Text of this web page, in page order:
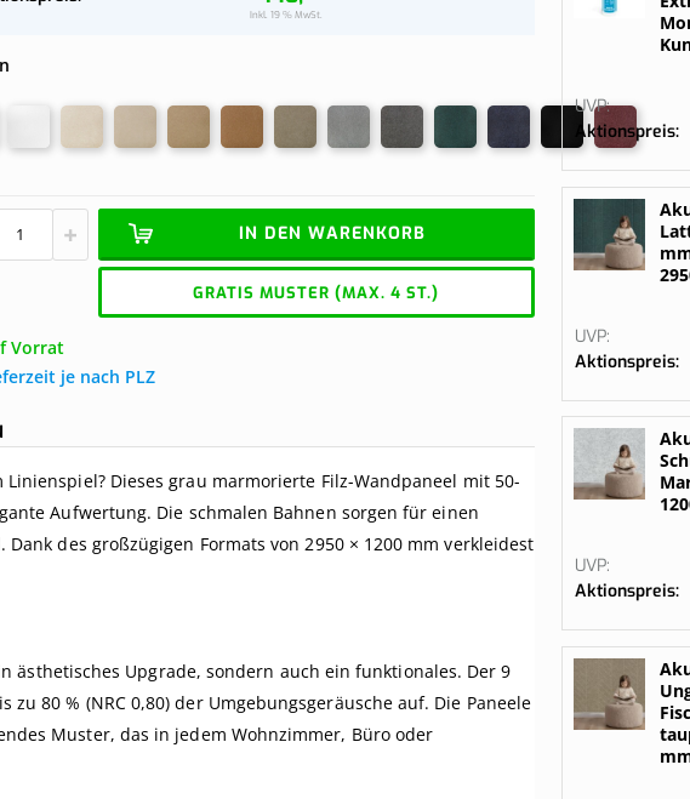
Komplettes Dach an der WandInkl. 19 % MwSt.
IN DEN WARENKORB
GRATIS MUSTER (MAX. 4 ST.)
Vorrat
je nach PLZ
Dieses grau marmorierte Filz-Wandpaneel mit 50-
Aufwertung. Die schmalen Bahnen sorgen für einen
des großzügigen Formats von 2950 × 1200 mm verkleidest
Upgrade, sondern auch ein funktionales. Der 9
80 % (NRC 0,80) der Umgebungsgeräusche auf. Die Paneele
Muster, das in jedem Wohnzimmer, Büro oder
UVP
Aktionspreis
UVP
Aktionspreis
UVP
Aktionspreis